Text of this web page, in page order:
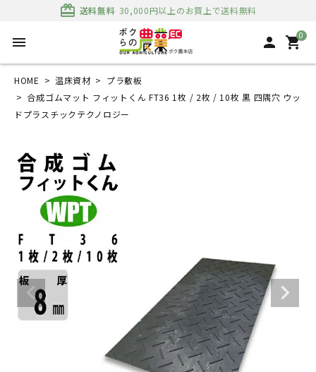
card_giftcard 送料無料 30,000円以上のお買上で送料無料
menu person 0
shopping_cart
HOME 温床資材
プラ敷板
合成ゴムマット フィットくん FT36 1枚 / 2枚 / 10枚 黒 四隅穴 ウッ
ドプラスチックテクノロジー